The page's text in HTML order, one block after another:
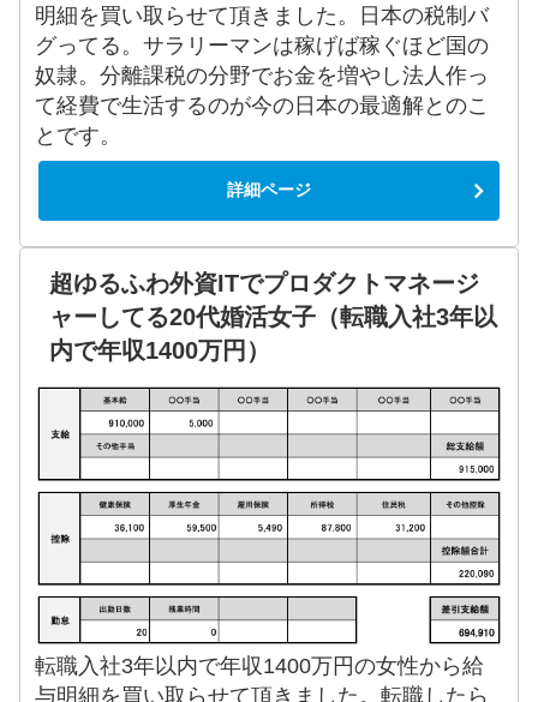
明細を買い取らせて頂きました。日本の税制バ
グってる。サラリーマンは稼げば稼ぐほど国の
奴隷。分離課税の分野でお金を増やし法人作っ
て経費で生活するのが今の日本の最適解とのこ
とです。
詳細ページ
超ゆるふわ外資ITでプロダクトマネージ
ャーしてる20代婚活女子（転職入社3年以
内で年収1400万円）
転職入社3年以内で年収1400万円の女性から給
与明細を買い取らせて頂きました。転職したら